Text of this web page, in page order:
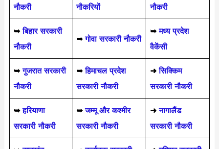
नौकरी
नौकरियों
नौकरी
➥बिहार सरकारी
नौकरी
➥गोवा सरकारी नौकरी
➥ मध्य प्रदेश
वैकेंसी
➥ गुजरात सरकारी
नौकरी
➥हिमाचल प्रदेश
सरकारी नौकरी
➜ सिक्किम
सरकारी नौकरी
➥हरियाणा
सरकारी नौकरी
➥जम्मू और कश्मीर
सरकारी नौकरी
➜ नागालैंड
सरकारी नौकरी